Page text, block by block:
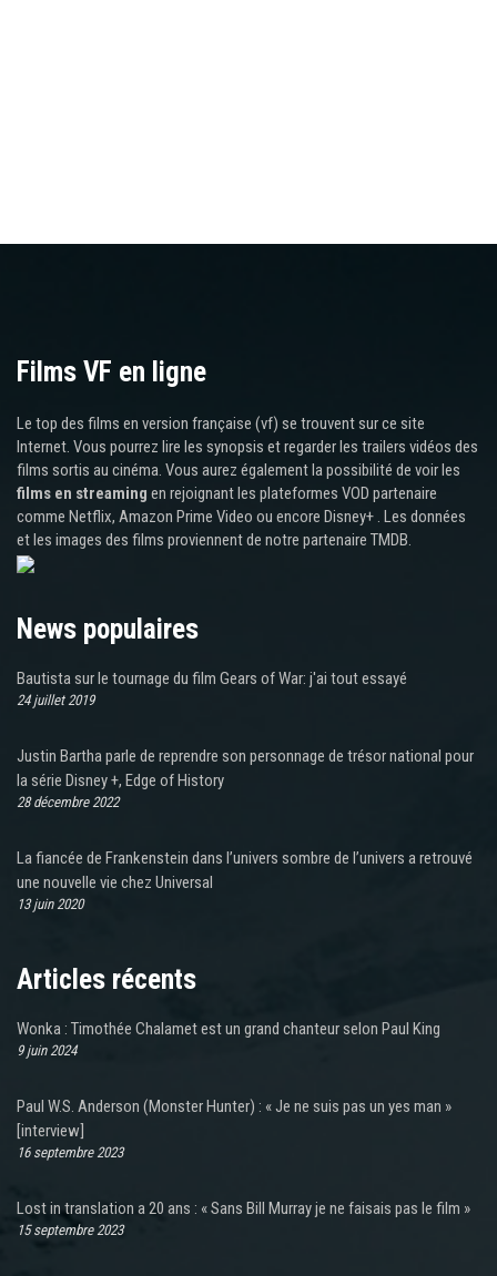
Films VF en ligne
Le top des films en version française (vf) se trouvent sur ce site
Internet. Vous pourrez lire les synopsis et regarder les trailers vidéos des
films sortis au cinéma. Vous aurez également la possibilité de voir les
films en streaming en rejoignant les plateformes VOD partenaire
comme Netflix, Amazon Prime Video ou encore Disney+ . Les données
et les images des films proviennent de notre partenaire TMDB.
News populaires
Bautista sur le tournage du film Gears of War: j'ai tout essayé
24 juillet 2019
Justin Bartha parle de reprendre son personnage de trésor national pour
la série Disney +, Edge of History
28 décembre 2022
La fiancée de Frankenstein dans l’univers sombre de l’univers a retrouvé
une nouvelle vie chez Universal
13 juin 2020
Articles récents
Wonka : Timothée Chalamet est un grand chanteur selon Paul King
9 juin 2024
Paul W.S. Anderson (Monster Hunter) : « Je ne suis pas un yes man »
[interview]
16 septembre 2023
Lost in translation a 20 ans : « Sans Bill Murray je ne faisais pas le film »
15 septembre 2023